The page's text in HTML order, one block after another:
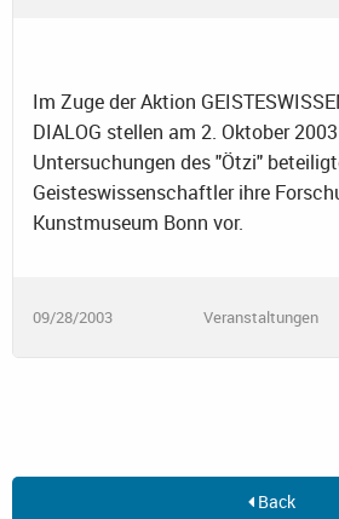
Im Zuge der Aktion
DIALOG stellen am 2. Oktober
Untersuchungen des "Ötzi"
Geisteswissenschaftler ihre
Kunstmuseum Bonn vor.
09/28/2003 Veranstaltungen
Back